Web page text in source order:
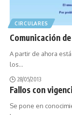
CIRCULARES
Comunicación
A partir de ahora
los…
28/05/2013
Fallos con
Se pone en